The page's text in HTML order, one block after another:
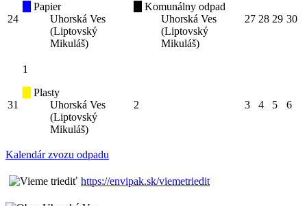
24
Papier
Uhorská Ves
(Liptovský
Mikuláš)
Komunálny odpad
Uhorská Ves
(Liptovský
Mikuláš)
27 28 29 30
31
1
Plasty
Uhorská Ves
(Liptovský
Mikuláš)
2 3 4 5 6
Kalendár zvozu odpadu
https://envipak.sk/viemetriedit